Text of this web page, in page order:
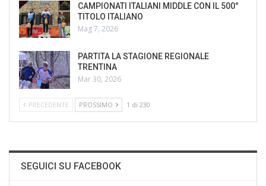
CAMPIONATI ITALIANI MIDDLE CON IL 500°
TITOLO ITALIANO
Mag 7, 2026
PARTITA LA STAGIONE REGIONALE
TRENTINA
Mar 30, 2026
PRECEDENTE PROSSIMO 1 di 230
SEGUICI SU FACEBOOK